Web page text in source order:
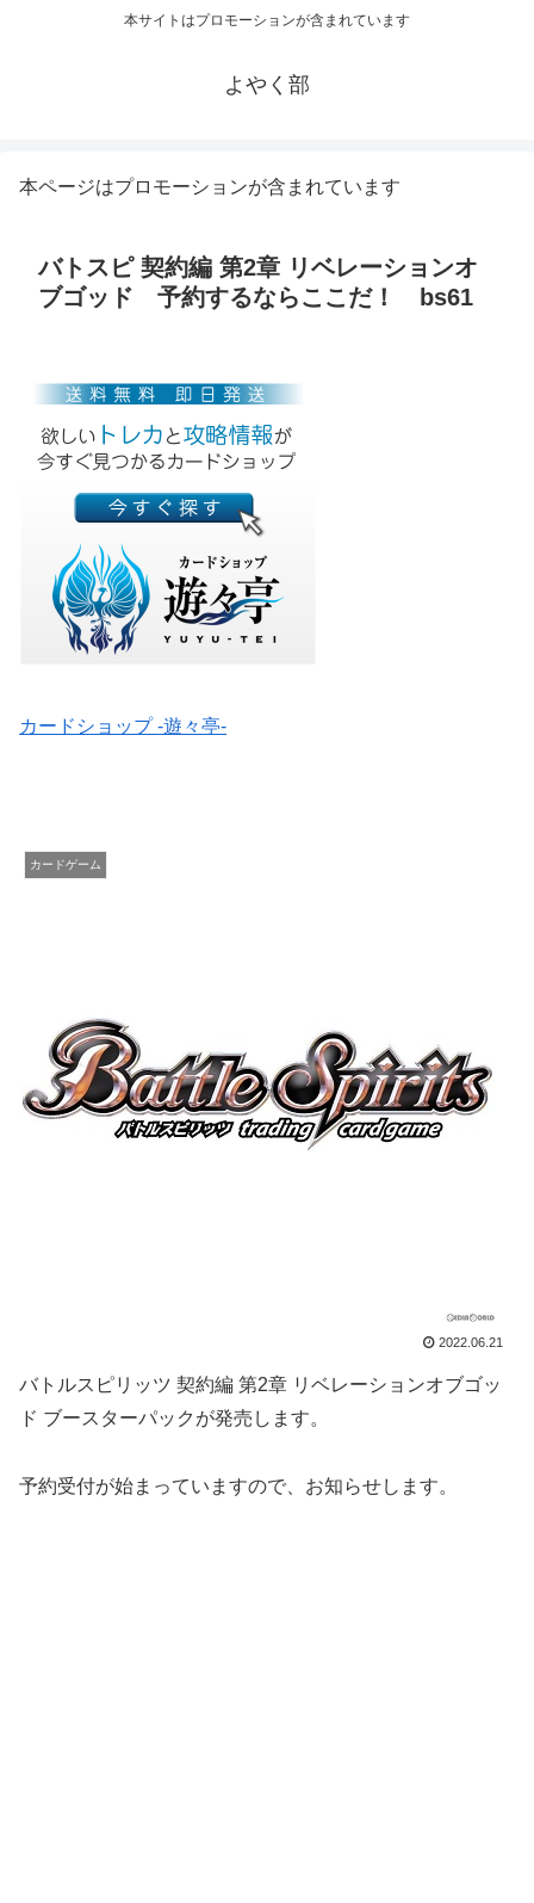
本サイトはプロモーションが含まれています
よやく部
本ページはプロモーションが含まれています
バトスピ 契約編 第2章 リベレーションオ
ブゴッド 予約するならここだ！ bs61
カードショップ -遊々亭-
カードゲーム
2022.06.21
バトルスピリッツ 契約編 第2章 リベレーションオブゴッ
ド ブースターパックが発売します。
予約受付が始まっていますので、お知らせします。